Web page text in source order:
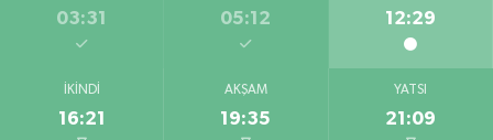
03:31 05:12 12:29
İKINDI
16:21
AKŞAM
19:35
YATSI
21:09